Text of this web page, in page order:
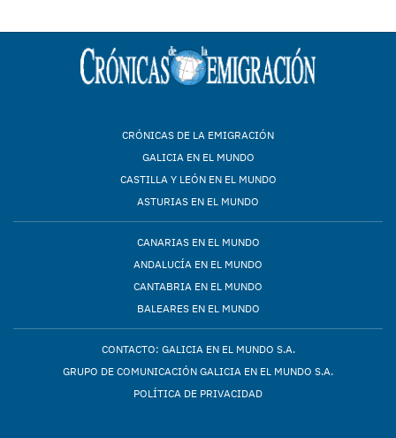
CRÓNICAS DE LA EMIGRACIÓN
GALICIA EN EL MUNDO
CASTILLA Y LEÓN EN EL MUNDO
ASTURIAS EN EL MUNDO
CANARIAS EN EL MUNDO
ANDALUCÍA EN EL MUNDO
CANTABRIA EN EL MUNDO
BALEARES EN EL MUNDO
CONTACTO: GALICIA EN EL MUNDO S.A.
GRUPO DE COMUNICACIÓN GALICIA EN EL MUNDO S.A.
POLÍTICA DE PRIVACIDAD